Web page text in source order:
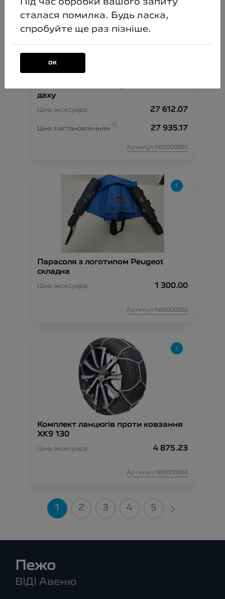
даху
Ціна аксесуара 27 612.07
Ціна з встановленням 27 935.17
Артикул:N00000890
Парасоля з логотипом Peugeot
складна
Ціна аксесуара 1 300.00
Артикул:N00000892
Комплект ланцюгів проти ковзання
XK9 130
Ціна аксесуара 4 875.23
Артикул:N00000893
1 2 3 4 5
Пежо
ВІДІ Авеню
Під час обробки вашого запиту
сталася помилка. Будь ласка,
спробуйте ще раз пізніше.
ОК